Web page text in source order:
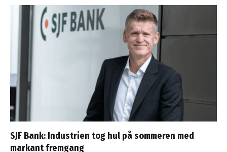
SJF Bank: Industrien tog hul på sommeren med
markant fremgang